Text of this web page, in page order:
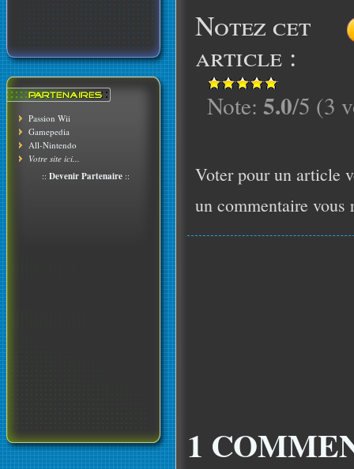
Passion Wii
Gamepedia
All-Nintendo
Votre site ici...
:: Devenir Partenaire ::
Notez cet
article :
Note: 5.0/5 (3
Voter pour un article
un commentaire vous
1